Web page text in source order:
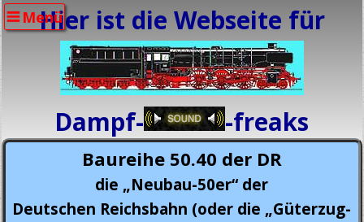
Menü
Hier ist die Webseite für
Dampf- -freaks
Baureihe 50.40 der DR
die „Neubau-50er“ der
Deutschen Reichsbahn (oder die „Güterzug-